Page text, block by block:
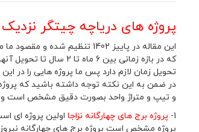
پروژه های دریاچه چیتگر
این مقاله در پاییز 1402
تحویل زمان لازم دارد پس ما پروژه هایی را در
در ضمن به این نکته توجه داشته باشید که
و تیپ و متراژ واحد بصورت دقیق مشخص است و
1- پروژه برج های چهارگانه نزاجا اولین پروژه ای